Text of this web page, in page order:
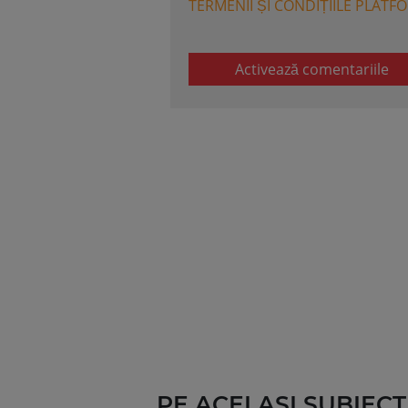
TERMENII ȘI CONDIȚIILE
Activează comentariile